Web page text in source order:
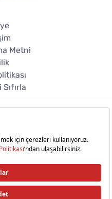
Metni
hakları saklıdır.